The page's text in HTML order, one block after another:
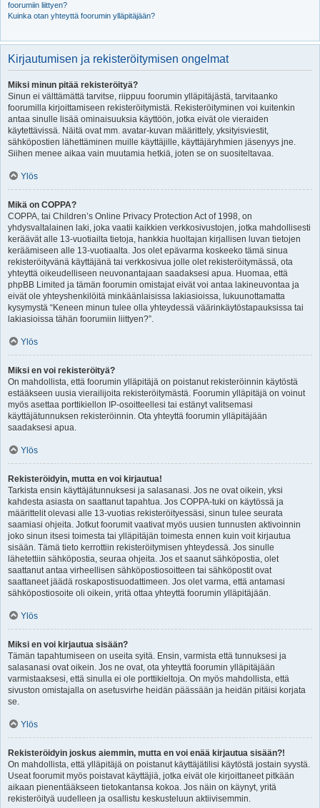
foorumiin liittyen?
Kuinka otan yhteyttä foorumin ylläpitäjään?
Kirjautumisen ja rekisteröitymisen ongelmat
Miksi minun pitää rekisteröityä?
Sinun ei välttämättä tarvitse, riippuu foorumin ylläpitäjästä, tarvitaanko
foorumilla kirjoittamiseen rekisteröitymistä. Rekisteröityminen voi kuitenkin
antaa sinulle lisää ominaisuuksia käyttöön, jotka eivät ole vieraiden
käytettävissä. Näitä ovat mm. avatar-kuvan määrittely, yksityisviestit,
sähköpostien lähettäminen muille käyttäjille, käyttäjäryhmien jäsenyys jne.
Siihen menee aikaa vain muutamia hetkiä, joten se on suositeltavaa.
Ylös
Mikä on COPPA?
COPPA, tai Children’s Online Privacy Protection Act of 1998, on
yhdysvaltalainen laki, joka vaatii kaikkien verkkosivustojen, jotka mahdollisesti
keräävät alle 13-vuotiailta tietoja, hankkia huoltajan kirjallisen luvan tietojen
keräämiseen alle 13-vuotiaalta. Jos olet epävarma koskeeko tämä sinua
rekisteröityvänä käyttäjänä tai verkkosivua jolle olet rekisteröitymässä, ota
yhteyttä oikeudelliseen neuvonantajaan saadaksesi apua. Huomaa, että
phpBB Limited ja tämän foorumin omistajat eivät voi antaa lakineuvontaa ja
eivät ole yhteyshenkilöitä minkäänlaisissa lakiasioissa, lukuunottamatta
kysymystä “Keneen minun tulee olla yhteydessä väärinkäytöstapauksissa tai
lakiasioissa tähän foorumiin liittyen?”.
Ylös
Miksi en voi rekisteröityä?
On mahdollista, että foorumin ylläpitäjä on poistanut rekisteröinnin käytöstä
estääkseen uusia vierailijoita rekisteröitymästä. Foorumin ylläpitäjä on voinut
myös asettaa porttikiellon IP-osoitteellesi tai estänyt valitsemasi
käyttäjätunnuksen rekisteröinnin. Ota yhteyttä foorumin ylläpitäjään
saadaksesi apua.
Ylös
Rekisteröidyin, mutta en voi kirjautua!
Tarkista ensin käyttäjätunnuksesi ja salasanasi. Jos ne ovat oikein, yksi
kahdesta asiasta on saattanut tapahtua. Jos COPPA-tuki on käytössä ja
määrittelit olevasi alle 13-vuotias rekisteröityessäsi, sinun tulee seurata
saamiasi ohjeita. Jotkut foorumit vaativat myös uusien tunnusten aktivoinnin
joko sinun itsesi toimesta tai ylläpitäjän toimesta ennen kuin voit kirjautua
sisään. Tämä tieto kerrottiin rekisteröitymisen yhteydessä. Jos sinulle
lähetettiin sähköpostia, seuraa ohjeita. Jos et saanut sähköpostia, olet
saattanut antaa virheellisen sähköpostiosoitteen tai sähköpostit ovat
saattaneet jäädä roskapostisuodattimeen. Jos olet varma, että antamasi
sähköpostiosoite oli oikein, yritä ottaa yhteyttä foorumin ylläpitäjään.
Ylös
Miksi en voi kirjautua sisään?
Tämän tapahtumiseen on useita syitä. Ensin, varmista että tunnuksesi ja
salasanasi ovat oikein. Jos ne ovat, ota yhteyttä foorumin ylläpitäjään
varmistaaksesi, että sinulla ei ole porttikieltoja. On myös mahdollista, että
sivuston omistajalla on asetusvirhe heidän päässään ja heidän pitäisi korjata
se.
Ylös
Rekisteröidyin joskus aiemmin, mutta en voi enää kirjautua sisään?!
On mahdollista, että ylläpitäjä on poistanut käyttäjätilisi käytöstä jostain syystä.
Useat foorumit myös poistavat käyttäjiä, jotka eivät ole kirjoittaneet pitkään
aikaan pienentääkseen tietokantansa kokoa. Jos näin on käynyt, yritä
rekisteröityä uudelleen ja osallistu keskusteluun aktiivisemmin.